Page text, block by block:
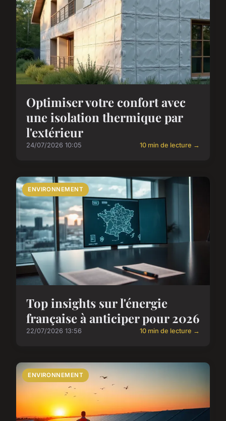
Optimiser votre confort avec
une isolation thermique par
l'extérieur
24/07/2026 10:05 10 min de lecture →
ENVIRONNEMENT
Top insights sur l'énergie
française à anticiper pour 2026
22/07/2026 13:56 10 min de lecture →
ENVIRONNEMENT